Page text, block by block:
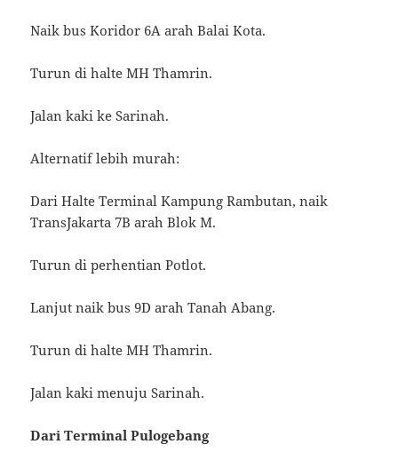
Naik bus Koridor 6A arah Balai Kota.
Turun di halte MH Thamrin.
Jalan kaki ke Sarinah.
Alternatif lebih murah:
Dari Halte Terminal Kampung Rambutan, naik
TransJakarta 7B arah Blok M.
Turun di perhentian Potlot.
Lanjut naik bus 9D arah Tanah Abang.
Turun di halte MH Thamrin.
Jalan kaki menuju Sarinah.
Dari Terminal Pulogebang